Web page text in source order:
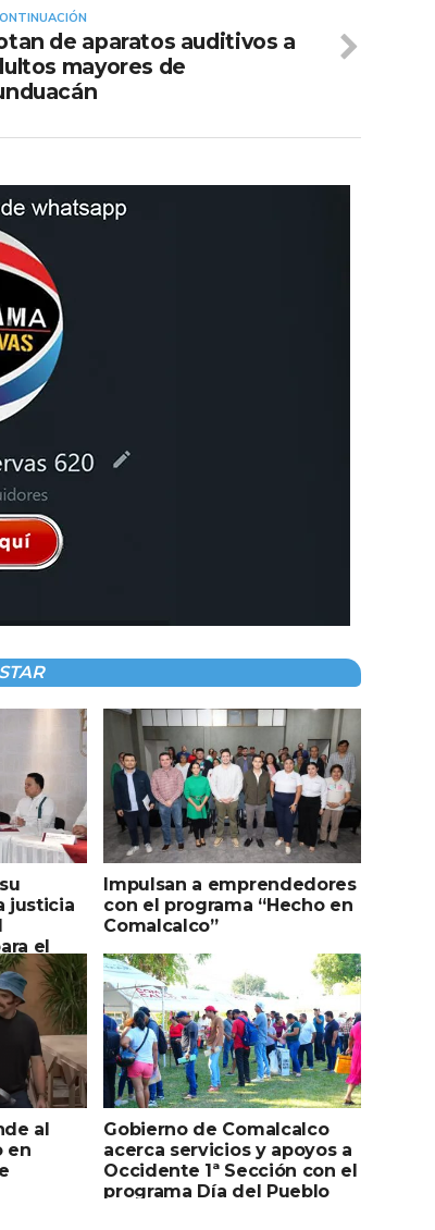
de aparatos auditivos a
mayores de
justicia
el
de las
Impulsan a emprendedores
con el programa “Hecho en
Comalcalco”
al
en
Gobierno de Comalcalco
acerca servicios y apoyos a
Occidente 1ª Sección con el
programa Día del Pueblo